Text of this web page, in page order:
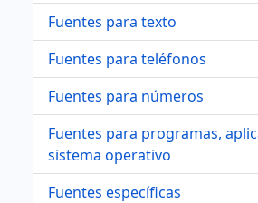
Fuentes para texto
Fuentes para teléfonos
Fuentes para números
Fuentes para programas,
sistema operativo
Fuentes específicas